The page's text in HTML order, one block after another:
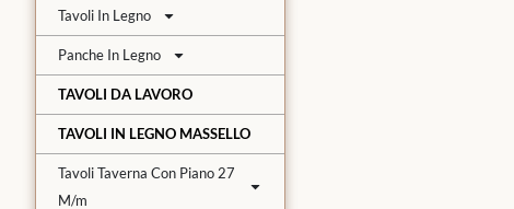
Tavoli In Legno
Panche In Legno
TAVOLI DA LAVORO
TAVOLI IN LEGNO MASSELLO
Tavoli Taverna Con Piano 27
M/m